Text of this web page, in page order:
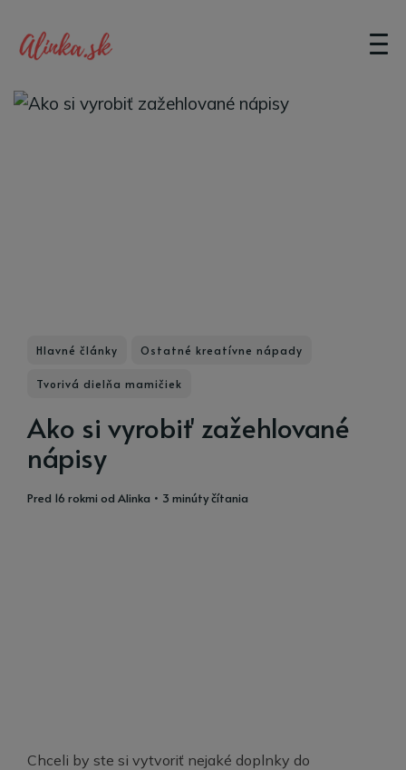
Hlavné články Ostatné kreatívne nápady
Tvorivá dielňa mamičiek
Ako si vyrobiť zažehlované
nápisy
pred 16 rokmi od Alinka • 3 minúty čítania
Chceli by ste si vytvoriť nejaké doplnky do